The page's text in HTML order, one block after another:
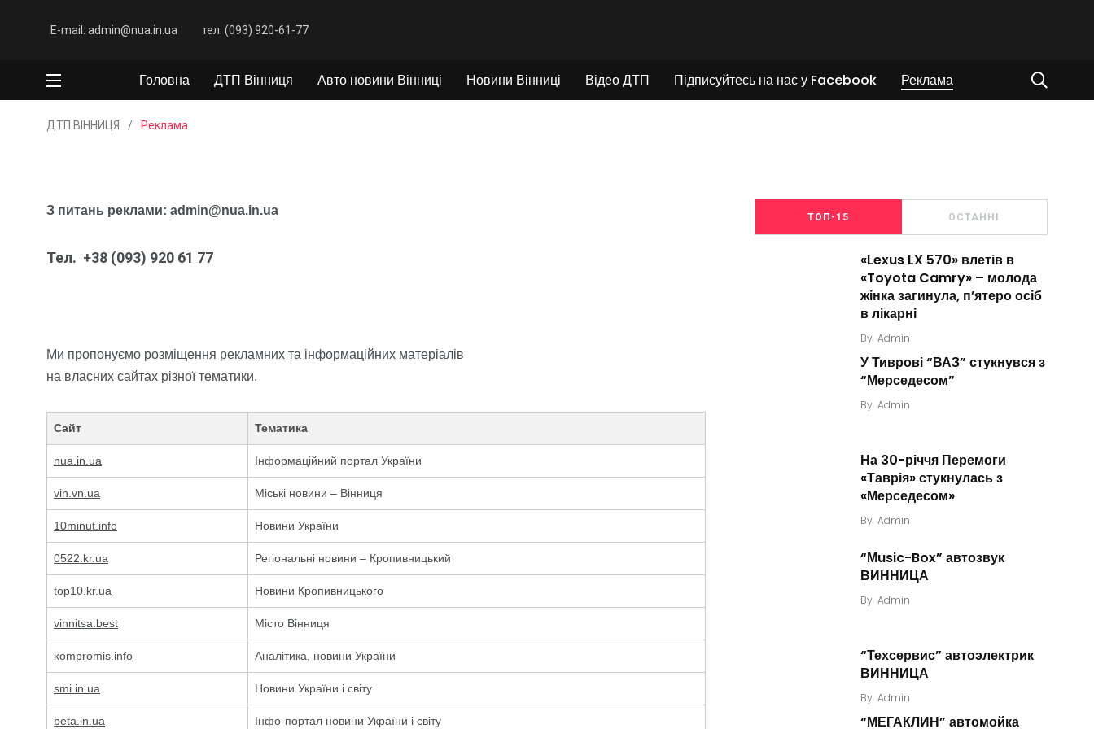
E-mail: admin@nua.in.ua тел. (093) 920-61-77
Головна ДТП Вінниця Авто новини Вінниці Новини Вінниці Відео ДТП Підписуйтесь на нас у Facebook Реклама
ДТП ВІННИЦЯ / Реклама
З питань реклами: admin@nua.in.ua
Тел. +38 (093) 920 61 77
Ми пропонуємо розміщення рекламних та інформаційних матеріалів
на власних сайтах різної тематики.
Сайт Тематика
nua.in.ua Інформаційний портал України
vin.vn.ua Міські новини – Вінниця
10minut.info Новини України
0522.kr.ua Регіональні новини – Кропивницький
top10.kr.ua Новини Кропивницького
vinnitsa.best Місто Вінниця
kompromis.info Аналітика, новини України
smi.in.ua Новини України і світу
beta.in.ua Інфо-портал новини України і світу
ТОП-15 ОСТАННІ
«Lexus LX 570» влетів в
«Toyota Camry» – молода
жінка загинула, п’ятеро осіб
в лікарні
By Admin
У Тиврові “ВАЗ” стукнувся з
“Мерседесом”
By Admin
На 30-річчя Перемоги
«Таврія» стукнулась з
«Мерседесом»
By Admin
“Мusic-Box” автозвук
ВИННИЦА
By Admin
“Техсервис” автоэлектрик
ВИННИЦА
By Admin
“МЕГАКЛИН” автомойка